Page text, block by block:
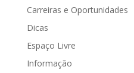
Carreiras e Oportunidades
Dicas
Espaço Livre
Informação